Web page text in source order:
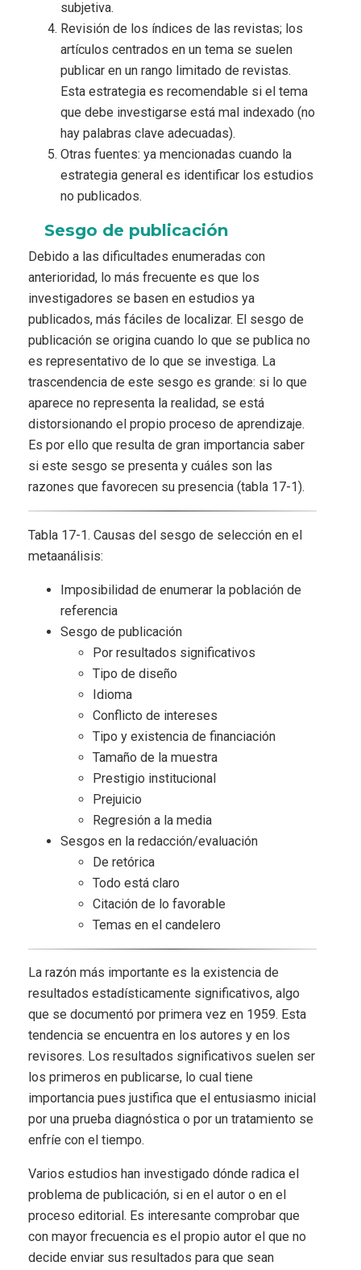
subjetiva.
Revisión de los índices de las revistas; los
artículos centrados en un tema se suelen
publicar en un rango limitado de revistas.
Esta estrategia es recomendable si el tema
que debe investigarse está mal indexado (no
hay palabras clave adecuadas).
Otras fuentes: ya mencionadas cuando la
estrategia general es identificar los estudios
no publicados.
Sesgo de publicación
Debido a las dificultades enumeradas con
anterioridad, lo más frecuente es que los
investigadores se basen en estudios ya
publicados, más fáciles de localizar. El sesgo de
publicación se origina cuando lo que se publica no
es representativo de lo que se investiga. La
trascendencia de este sesgo es grande: si lo que
aparece no representa la realidad, se está
distorsionando el propio proceso de aprendizaje.
Es por ello que resulta de gran importancia saber
si este sesgo se presenta y cuáles son las
razones que favorecen su presencia (tabla 17-1).
Tabla 17-1. Causas del sesgo de selección en el
metaanálisis:
Imposibilidad de enumerar la población de
referencia
Sesgo de publicación
Por resultados significativos
Tipo de diseño
Idioma
Conflicto de intereses
Tipo y existencia de financiación
Tamaño de la muestra
Prestigio institucional
Prejuicio
Regresión a la media
Sesgos en la redacción/evaluación
De retórica
Todo está claro
Citación de lo favorable
Temas en el candelero
La razón más importante es la existencia de
resultados estadísticamente significativos, algo
que se documentó por primera vez en 1959. Esta
tendencia se encuentra en los autores y en los
revisores. Los resultados significativos suelen ser
los primeros en publicarse, lo cual tiene
importancia pues justifica que el entusiasmo inicial
por una prueba diagnóstica o por un tratamiento se
enfríe con el tiempo.
Varios estudios han investigado dónde radica el
problema de publicación, si en el autor o en el
proceso editorial. Es interesante comprobar que
con mayor frecuencia es el propio autor el que no
decide enviar sus resultados para que sean